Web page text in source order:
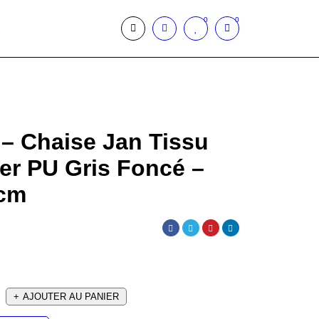
0 0
Chaise Jan Tissu
PU Gris Foncé –
AJOUTER AU PANIER